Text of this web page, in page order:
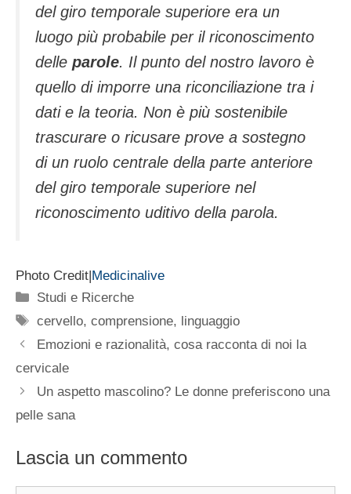
del giro temporale superiore era un
luogo più probabile per il riconoscimento
delle parole. Il punto del nostro lavoro è
quello di imporre una riconciliazione tra i
dati e la teoria. Non è più sostenibile
trascurare o ricusare prove a sostegno
di un ruolo centrale della parte anteriore
del giro temporale superiore nel
riconoscimento uditivo della parola.
Photo Credit|Medicinalive
Categorie
Studi e Ricerche
Tag
cervello,comprensione, linguaggio
Emozioni e razionalità, cosa racconta di noi la
cervicale
Un aspetto mascolino? Le donne preferiscono una
pelle sana
Lascia un commento